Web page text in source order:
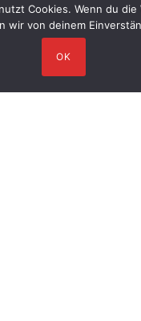
Cookies. Wenn du
wir von deinem
OK